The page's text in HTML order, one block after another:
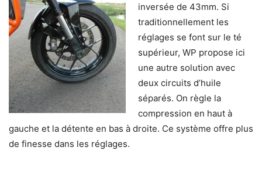
inversée de 43mm. Si
traditionnellement les
réglages se font sur le té
supérieur, WP propose ici
une autre solution avec
deux circuits d’huile
séparés. On règle la
compression en haut à
gauche et la détente en bas à droite. Ce système offre plus
de finesse dans les réglages.